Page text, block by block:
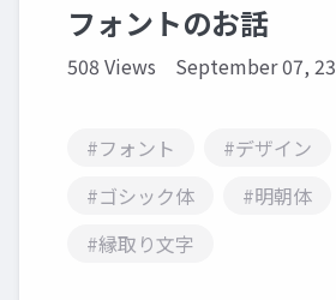
フォントのお話
508 Views September 07, 23
#フォント
#デザイン
#ゴシック体
#明朝体
#縁取り文字